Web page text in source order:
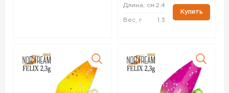
Длина, см 2.4
Вес, г 1.3
Купить